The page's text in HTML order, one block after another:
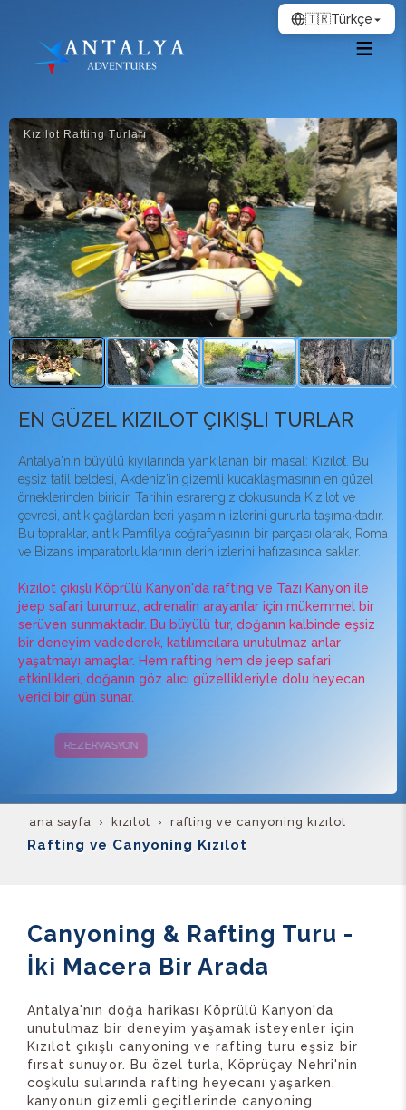
Kızılot Rafting Turları
EN GÜZEL KIZILOT ÇIKIŞLI TURLAR
Antalya'nın büyülü kıyılarında yankılanan bir masal: Kızılot. Bu
eşsiz tatil beldesi, Akdeniz'in gizemli kucaklaşmasının en güzel
örneklerinden biridir. Tarihin esrarengiz dokusunda Kızılot ve
çevresi, antik çağlardan beri yaşamın izlerini gururla taşımaktadır.
Bu topraklar, antik Pamfilya coğrafyasının bir parçası olarak, Roma
ve Bizans imparatorluklarının derin izlerini hafızasında saklar.
Kızılot çıkışlı Köprülü Kanyon'da rafting ve Tazı Kanyon ile
jeep safari turumuz, adrenalin arayanlar için mükemmel bir
serüven sunmaktadır. Bu büyülü tur, doğanın kalbinde eşsiz
bir deneyim vadederek, katılımcılara unutulmaz anlar
yaşatmayı amaçlar. Hem rafting hem de jeep safari
etkinlikleri, doğanın göz alıcı güzellikleriyle dolu heyecan
verici bir gün sunar.
REZERVASYON KAMPANYALAR
ana sayfa kizilot rafting ve canyoning kızılot
Rafting ve Canyoning Kızılot
Canyoning & Rafting Turu -
İki Macera Bir Arada
Antalya'nın doğa harikası Köprülü Kanyon'da
unutulmaz bir deneyim yaşamak isteyenler için
Kızılot çıkışlı canyoning ve rafting turu eşsiz bir
fırsat sunuyor. Bu özel turla, Köprüçay Nehri'nin
coşkulu sularında rafting heyecanı yaşarken,
kanyonun gizemli geçitlerinde canyoning
🇹🇷Türkçe